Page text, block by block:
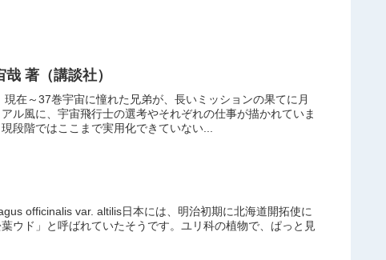
著（講談社）
在～37巻宇宙に憧れた兄弟が、長いミッションの果てに月
ル風に、宇宙飛行士の選考やそれぞれの仕事が描かれていま
段階ではここまで実用化できていない...
officinalis var. altilis日本には、明治初期に北海道開拓使に
ウド」と呼ばれていたそうです。ユリ科の植物で、ぱっと見